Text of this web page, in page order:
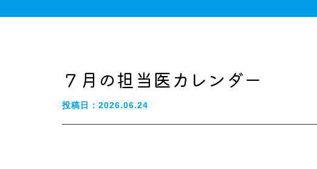
７月の担当医カレンダー
投稿日：2026.06.24